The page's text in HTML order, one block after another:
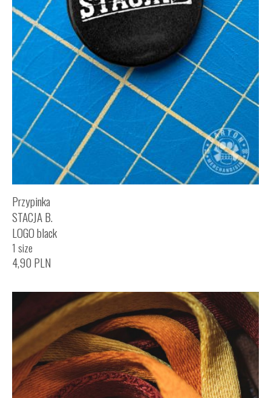
Przypinka
STACJA B.
LOGO black
1 size
4,90 PLN